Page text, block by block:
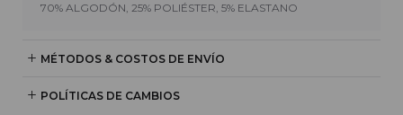
70% ALGODÓN, 25% POLIÉSTER, 5% ELASTANO
MÉTODOS & COSTOS DE ENVÍO
POLÍTICAS DE CAMBIOS